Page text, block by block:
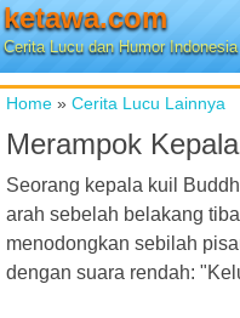
ketawa.com
Cerita Lucu dan Humor Indonesia
Home » Cerita Lucu Lainnya
Merampok
Seorang kepala kuil
arah sebelah belakang
menodongkan sebilah
dengan suara rendah: